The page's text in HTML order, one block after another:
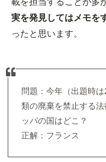
実を発見してはメモを
ったと思います。
問題：今年（出題時
類の廃棄を禁止する
ッパの国はどこ？
正解：フランス